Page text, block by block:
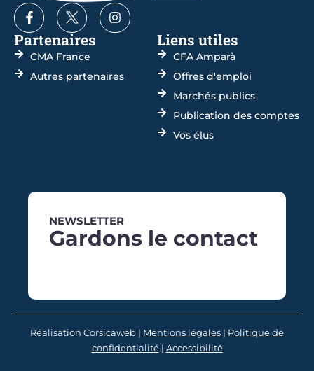
Partenaires
CMA France
Autres partenaires
Liens utiles
CFA Amparà
Offres d'emploi
Marchés publics
Publication des comptes
Vos élus
NEWSLETTER
Gardons le contact
Réalisation Corsicaweb | Mentions légales | Politique de
confidentialité| Accessibilité